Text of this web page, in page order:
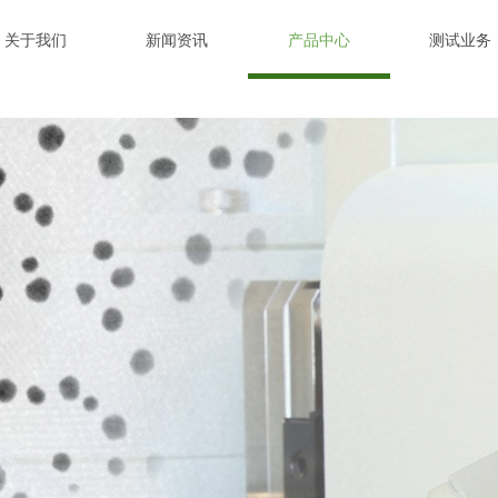
关于我们 新闻资讯 产品中心 测试业务